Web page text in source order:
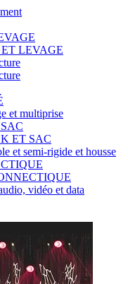
LEVAGE
et multiprise
ET SAC
et semi-rigide et housse
vidéo et data